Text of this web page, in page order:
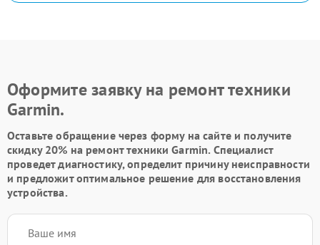
Оформите заявку на ремонт техники
Garmin.
Оставьте обращение через форму на сайте и получите
скидку 20% на ремонт техники Garmin. Специалист
проведет диагностику, определит причину неисправности
и предложит оптимальное решение для восстановления
устройства.